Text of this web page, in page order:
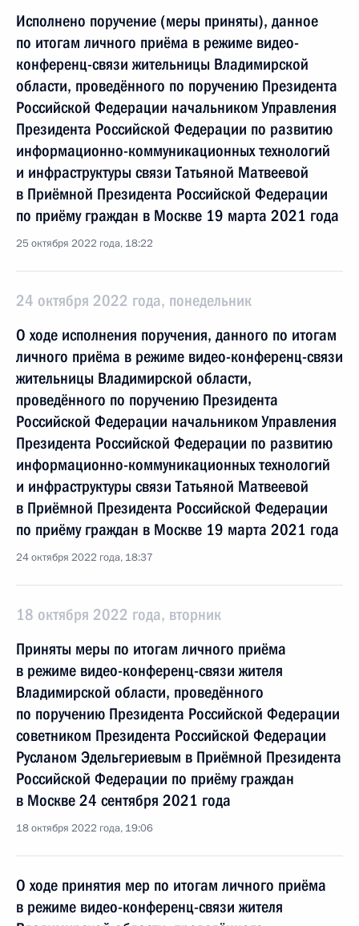
Исполнено поручение (меры приняты), данное
по итогам личного приёма в режиме видео-
конференц-связи жительницы Владимирской
области, проведённого по поручению Президента
Российской Федерации начальником Управления
Президента Российской Федерации по развитию
информационно-коммуникационных технологий
и инфраструктуры связи Татьяной Матвеевой
в Приёмной Президента Российской Федерации
по приёму граждан в Москве 19 марта 2021 года
25 октября 2022 года, 18:22
24 октября 2022 года, понедельник
О ходе исполнения поручения, данного по итогам
личного приёма в режиме видео-конференц-связи
жительницы Владимирской области,
проведённого по поручению Президента
Российской Федерации начальником Управления
Президента Российской Федерации по развитию
информационно-коммуникационных технологий
и инфраструктуры связи Татьяной Матвеевой
в Приёмной Президента Российской Федерации
по приёму граждан в Москве 19 марта 2021 года
24 октября 2022 года, 18:37
18 октября 2022 года, вторник
Приняты меры по итогам личного приёма
в режиме видео-конференц-связи жителя
Владимирской области, проведённого
по поручению Президента Российской Федерации
советником Президента Российской Федерации
Русланом Эдельгериевым в Приёмной Президента
Российской Федерации по приёму граждан
в Москве 24 сентября 2021 года
18 октября 2022 года, 19:06
О ходе принятия мер по итогам личного приёма
в режиме видео-конференц-связи жителя